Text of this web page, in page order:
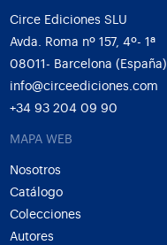
Circe Ediciones SLU
Avda. Roma nº 157, 4º- 1ª
08011- Barcelona (España)
info@circeediciones.com
+34 93 204 09 90
MAPA WEB
Nosotros
Catálogo
Colecciones
Autores